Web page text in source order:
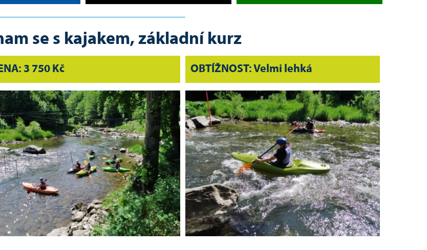
se s kajakem, základní kurz
3 750 Kč OBTÍŽNOST: Velmi lehká